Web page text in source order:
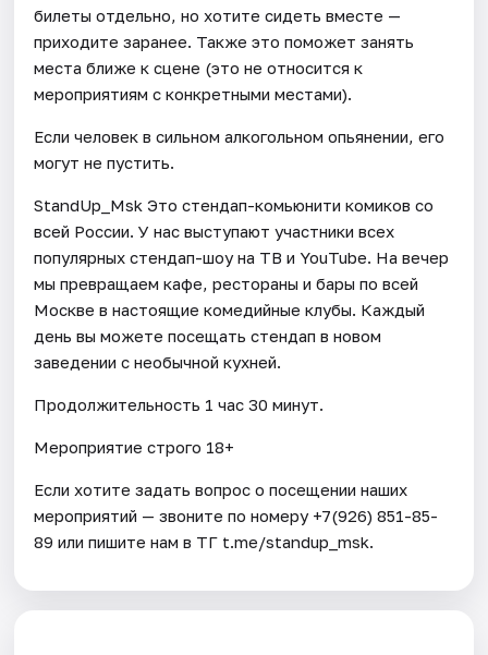
билеты отдельно, но хотите сидеть вместе —
приходите заранее. Также это поможет занять
места ближе к сцене (это не относится к
мероприятиям с конкретными местами).
Если человек в сильном алкогольном опьянении, его
могут не пустить.
StandUp_Msk Это стендап-комьюнити комиков со
всей России. У нас выступают участники всех
популярных стендап-шоу на ТВ и YouTube. На вечер
мы превращаем кафе, рестораны и бары по всей
Москве в настоящие комедийные клубы. Каждый
день вы можете посещать стендап в новом
заведении с необычной кухней.
Продолжительность 1 час 30 минут.
Мероприятие строго 18+
Если хотите задать вопрос о посещении наших
мероприятий — звоните по номеру +7(926) 851-85-
89 или пишите нам в ТГ t.me/standup_msk.